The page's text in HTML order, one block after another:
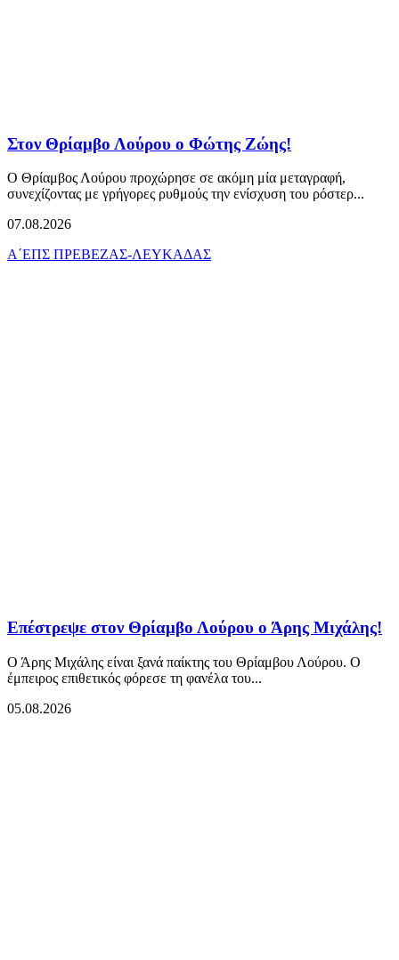
Στον Θρίαμβο Λούρου ο Φώτης Ζώης!
Ο Θρίαμβος Λούρου προχώρησε σε ακόμη μία μεταγραφή,
συνεχίζοντας με γρήγορες ρυθμούς την ενίσχυση του ρόστερ...
07.08.2026
Α΄ΕΠΣ ΠΡΕΒΕΖΑΣ-ΛΕΥΚΑΔΑΣ
Επέστρεψε στον Θρίαμβο Λούρου ο Άρης Μιχάλης!
Ο Άρης Μιχάλης είναι ξανά παίκτης του Θρίαμβου Λούρου. Ο
έμπειρος επιθετικός φόρεσε τη φανέλα του...
05.08.2026